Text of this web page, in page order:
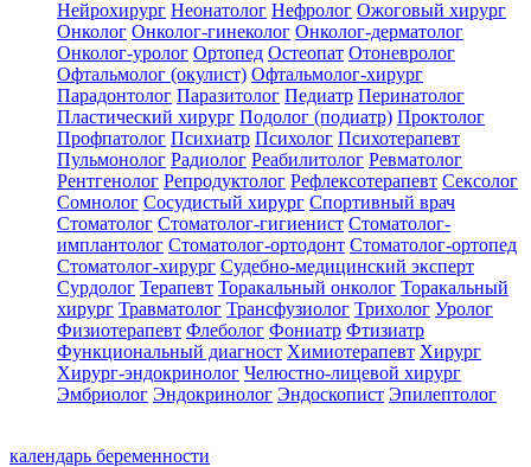
Нейрохирург Неонатолог Нефролог Ожоговый хирург
Онколог Онколог-гинеколог Онколог-дерматолог
Онколог-уролог Ортопед Остеопат Отоневролог
Офтальмолог (окулист) Офтальмолог-хирург
Парадонтолог Паразитолог Педиатр Перинатолог
Пластический хирург Подолог (подиатр) Проктолог
Профпатолог Психиатр Психолог Психотерапевт
Пульмонолог Радиолог Реабилитолог Ревматолог
Рентгенолог Репродуктолог Рефлексотерапевт Сексолог
Сомнолог Сосудистый хирург Спортивный врач
Стоматолог Стоматолог-гигиенист Стоматолог-
имплантолог Стоматолог-ортодонт Стоматолог-ортопед
Стоматолог-хирург Судебно-медицинский эксперт
Сурдолог Терапевт Торакальный онколог Торакальный
хирург Травматолог Трансфузиолог Трихолог Уролог
Физиотерапевт Флеболог Фониатр Фтизиатр
Функциональный диагност Химиотерапевт Хирург
Хирург-эндокринолог Челюстно-лицевой хирург
Эмбриолог Эндокринолог Эндоскопист Эпилептолог
календарь беременности